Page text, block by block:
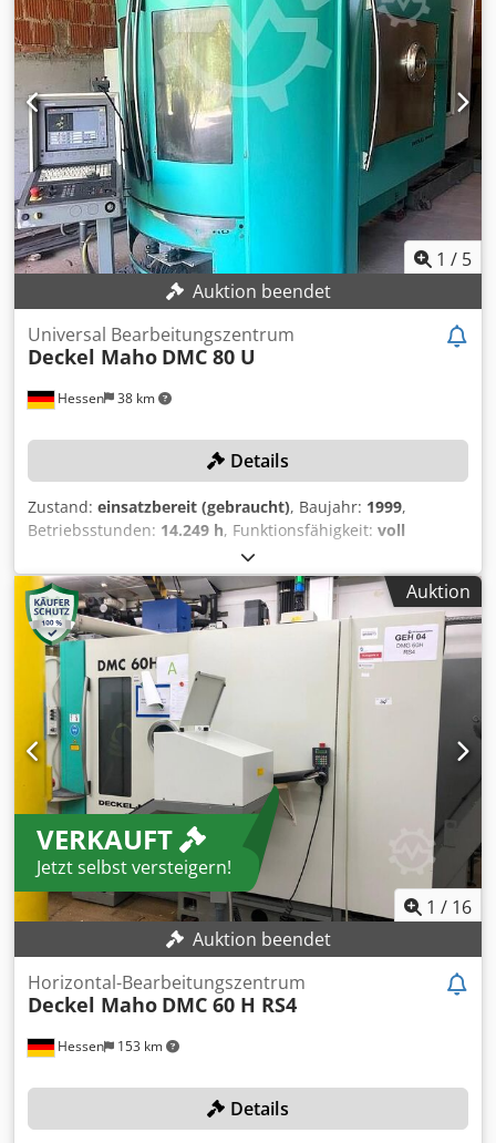
24152. Die Maschine weist einen Systemfehler auf -
Runtime Error 285, Application oem4421 - und das PLC
fährt nicht hoch. Dokumentation vorhanden. Eine
Besichtigung vor Ort ist möglich. Dcodpfxew Nq Rqo Agvjk
1 / 5
Auktion beendet
Hessen 38 km
Universal Bearbeitungszentrum
Deckel Maho DMC 80 U
Details
Zustand: einsatzbereit (gebraucht), Baujahr: 1999,
Betriebsstunden: 14.249 h, Funktionsfähigkeit: voll
, Verfahrweg X-Achse:
Y-Achse:700 mm, Verfahrweg Z-Achse:600 mm,
Werkstückgewicht (max.):800 kg, Spindeldrehzahl (max.):
12.000 U/min, TECHNISCHE DETAILS Verfahrwege
Verfahrweg X-Achse: 800 mm Verfahrweg Y-Achse: 700 mm
Verfahrweg Z-Achse: 600 mm Arbeitstisch Tischbreite: 800
mm Tischhöhe: 700 mm Tischlänge: 600 mm Schwenkkopf:
H / V 0/90 Drehzahlbereich: 20 - 12.000 U/min (stufenlos
einstellbar) Getriebestufen: 2 Spindelmotor: 16 kW
Werkzeugaufnahme: SK 40 Werkzeugplätze: 60 Anzahl der
Paletten: 4 Max. Werkstückgewicht: 800 kg MASCHINEN-
DETAILS Steuerung: Heidenhain MillPlus
Nennscheinleistung: 44 kVA Abmessungen & Gewicht
Abmessungen (L x B x H): 7.500 x 3.577 x 2.500 mm
Gesamtgewicht: 14.000 kg Anzahl der Spindeln: 1
Eingangsspannung: 400 V Art des Eingangsstroms:
Drehstrom Betriebsstunden Spindelstunden: 14.249 h
Einschaltzeit: 57.853 h Dcsdpfexcvy Aox Agvek
AUSSTATTUNG Späneförderer Innenkühlung (IKZ)
Elektronisches Handrad Ölnebelabsaugung
Auktion
VERKAUFT
Jetzt selbst versteigern!
1 / 16
Auktion beendet
Hessen 153 km
Horizontal-Bearbeitungszentrum
Deckel Maho DMC 60 H RS4
Details